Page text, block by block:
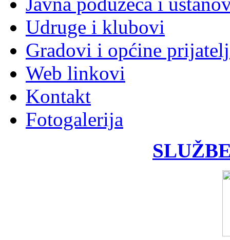
Udruge i klubovi
Gradovi i općine
Web linkovi
Kontakt
Fotogalerija